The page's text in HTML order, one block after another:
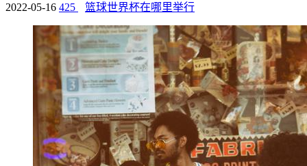
2022-05-16 425 篮球世界杯在哪里举行